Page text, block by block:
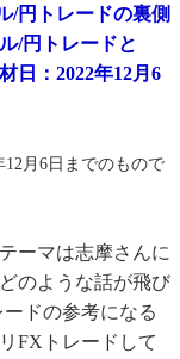
/円トレードの裏側
/円トレードと
日：2022年12月6
月6日までのもので
ーマは志摩さんに
のような話が飛び
ドの参考になる
FXトレードして